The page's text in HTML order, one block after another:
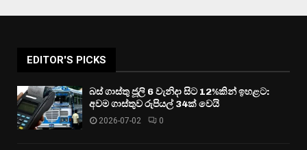
EDITOR'S PICKS
බස් ගාස්තු ජූලි 6 වැනිදා සිට 12%කින් ඉහළට:
අවම ගාස්තුව රුපියල් 34ක් වෙයි
2026-07-02 0